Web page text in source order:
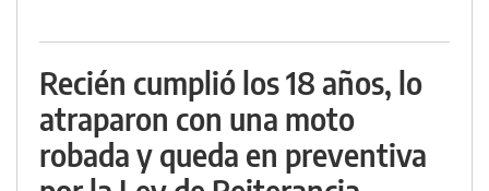
Recién cumplió los 18 años, lo
atraparon con una moto
robada y queda en preventiva